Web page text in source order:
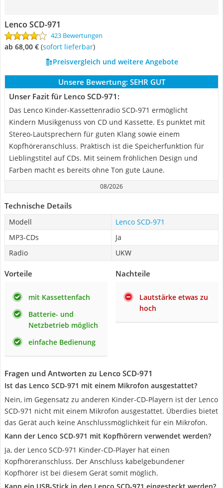
Lenco SCD-971
423 Bewertungen
ab 68,00 € ( Sofort lieferbar)
Preisvergleich und weitere Angebote
Unsere Bewertung: SEHR GUT
Unser Fazit für Lenco SCD-971:
Das Lenco Kinder-Kassettenradio SCD-971 ermöglicht
Kindern Musikgenuss von CD und Kassette. Es punktet mit
Stereo-Lautsprechern für guten Klang sowie einem
Kopfhöreranschluss. Praktisch ist die Speicherfunktion für
Lieblingstitel auf CDs. Mit seinem fröhlichen Design und
Farben macht es bereits ohne Ton gute Laune.
08/2026
Technische Details
Modell
Lenco SCD-971
MP3-CDs
Ja
Radio
UKW
Vorteile
mit Kassettenfach
Batterie- und
Netzbetrieb möglich
einfache Bedienung
Nachteile
Lautstärke etwas zu
hoch
Fragen und Antworten zu Lenco SCD-971
Ist das Lenco SCD-971 mit einem Mikrofon ausgestattet?
Nein, im Gegensatz zu anderen Kinder-CD-Playern ist der Lenco
SCD-971 nicht mit einem Mikrofon ausgestattet. Überdies bietet
das Gerät auch keine Anschlussmöglichkeit für ein Mikrofon.
Kann der Lenco SCD-971 mit Kopfhörern verwendet werden?
Ja, der Lenco SCD-971 Kinder-CD-Player hat einen
Kopfhöreranschluss. Der Anschluss kabelgebundener
Kopfhörer ist bei diesem Gerät somit möglich.